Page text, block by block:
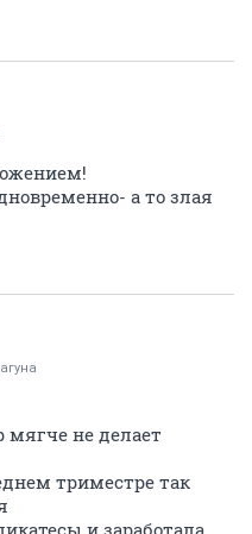
все, даже спирт (
перестала даже
то, что пить. После
переносить
но немного. От
тошнит
бросила 5 лет назад...
чешется! А это
тонком плане есть...
у большинства